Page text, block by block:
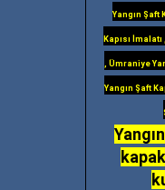
Yangın Şaft
Kapısı
, Ümraniye
Yangın Şaft